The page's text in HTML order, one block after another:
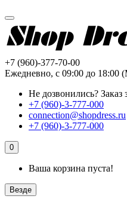
+7 (960)-377-70-00
Ежедневно, с 09:00 до 18:00
Не дозвонились? Заказ
+7 (960)-3-777-000
connection@shopdress.ru
+7 (960)-3-777-000
0
Ваша корзина пуста!
Везде